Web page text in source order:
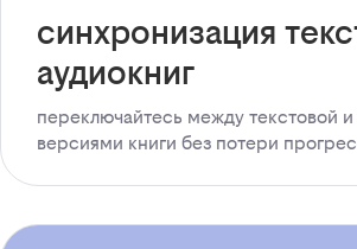
синхронизация
аудиокниг
переключайтесь между текстовой и
версиями книги без потери